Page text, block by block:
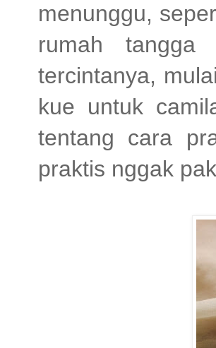
menunggu,
rumah
tercintanya,
kue untuk
tentang cara
praktis nggak